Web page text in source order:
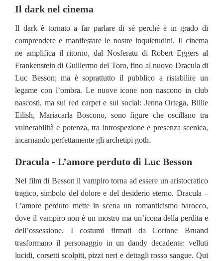
Il dark nel cinema
Il dark è tornato a far parlare di sé perché è in grado di
comprendere e manifestare le nostre inquietudini. Il cinema
ne amplifica il ritorno, dal Nosferatu di Robert Eggers al
Frankenstein di Guillermo del Toro, fino al nuovo Dracula di
Luc Besson; ma è soprattutto il pubblico a ristabilire un
legame con l’ombra. Le nuove icone non nascono in club
nascosti, ma sui red carpet e sui social: Jenna Ortega, Billie
Eilish, Mariacarla Boscono, sono figure che oscillano tra
vulnerabilità e potenza, tra introspezione e presenza scenica,
incarnando perfettamente gli archetipi goth.
Dracula - L’amore perduto di Luc Besson
Nel film di Besson il vampiro torna ad essere un aristocratico
tragico, simbolo del dolore e del desiderio eterno. Dracula –
L’amore perduto mette in scena un romanticismo barocco,
dove il vampiro non è un mostro ma un’icona della perdita e
dell’ossessione. I costumi firmati da Corinne Bruand
trasformano il personaggio in un dandy decadente: velluti
lucidi, corsetti scolpiti, pizzi neri e dettagli rosso sangue. Qui